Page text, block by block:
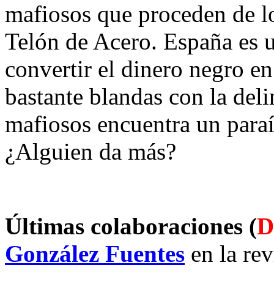
mafiosos que proceden de
Telón de Acero. España es
convertir el dinero negro
bastante blandas con la
mafiosos encuentra un
¿Alguien da más?
Últimas colaboraciones (
González Fuentes en la